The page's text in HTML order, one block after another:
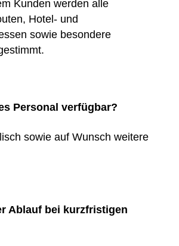
Kunden werden alle
Hotel- und
sowie besondere
Personal verfügbar?
sowie auf Wunsch weitere
Ablauf bei kurzfristigen